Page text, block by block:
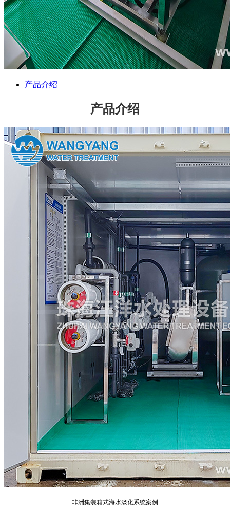
产品介绍
产品介绍
非洲集装箱式海水淡化系统案例